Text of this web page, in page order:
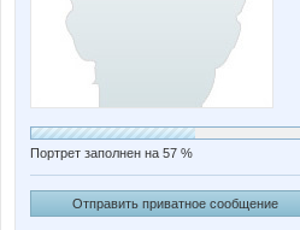
Портрет заполнен на 57 %
Отправить приватное сообщение